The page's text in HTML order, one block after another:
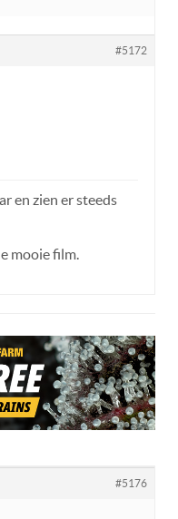
#5172
en zien er steeds
mooie film.
#5176